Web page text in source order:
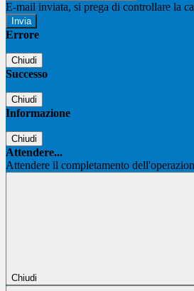
E-mail inviata, si prega di controllare la
Errore
Chiudi
Successo
Chiudi
Informazione
Chiudi
Attendere...
Attendere il completamento
Chiudi